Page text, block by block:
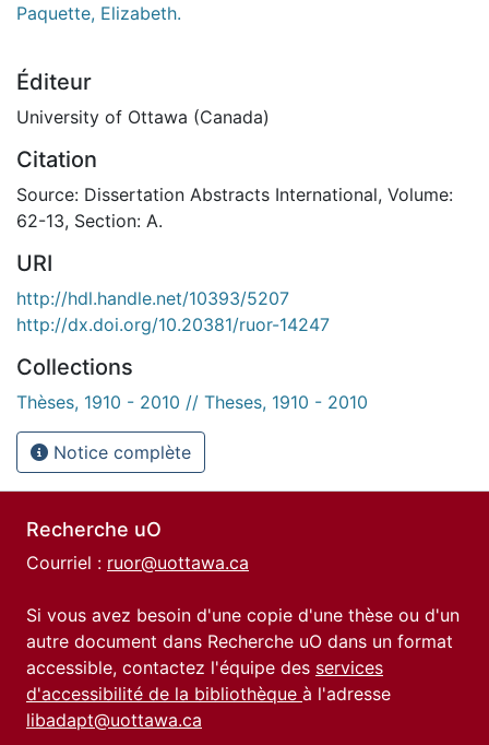
Paquette, Elizabeth.
Éditeur
University of Ottawa (Canada)
Citation
Source: Dissertation Abstracts International, Volume:
62-13, Section: A.
URI
http://hdl.handle.net/10393/5207
http://dx.doi.org/10.20381/ruor-14247
Collections
Thèses, 1910 - 2010 // Theses, 1910 - 2010
Notice complète
Recherche uO
Courriel : ruor@uottawa.ca
Si vous avez besoin d'une copie d'une thèse ou d'un
autre document dans Recherche uO dans un format
accessible, contactez l'équipe des services
d'accessibilité de la bibliothèque à l'adresse
libadapt@uottawa.ca